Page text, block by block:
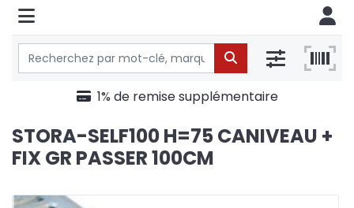
1% de remise supplémentaire
STORA-SELF100 H=75 CANIVEAU +
FIX GR PASSER 100CM